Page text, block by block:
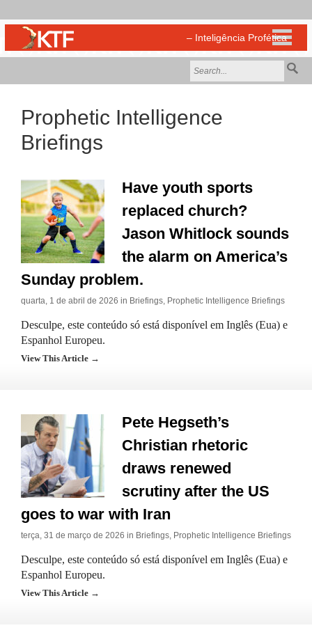
Prophetic Intelligence
Briefings
Have youth sports
replaced church?
Jason Whitlock sounds
the alarm on America’s
Sunday problem.
quarta, 1 de abril de 2026 in Briefings, Prophetic Intelligence Briefings
Desculpe, este conteúdo só está disponível em Inglês (Eua) e
Espanhol Europeu.
View This Article →
Pete Hegseth’s
Christian rhetoric
draws renewed
scrutiny after the US
goes to war with Iran
terça, 31 de março de 2026 in Briefings, Prophetic Intelligence Briefings
Desculpe, este conteúdo só está disponível em Inglês (Eua) e
Espanhol Europeu.
View This Article →